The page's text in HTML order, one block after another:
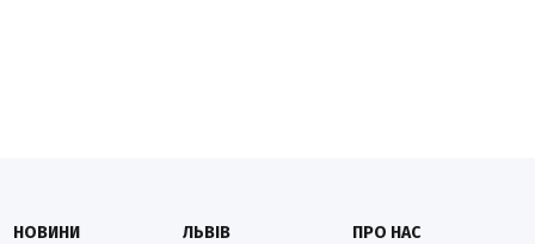
НОВИНИ ЛЬВІВ ПРО НАС